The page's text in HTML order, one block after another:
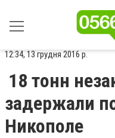
12:34, 13 грудня 2016 р.
18 тонн
задержали
Никополе